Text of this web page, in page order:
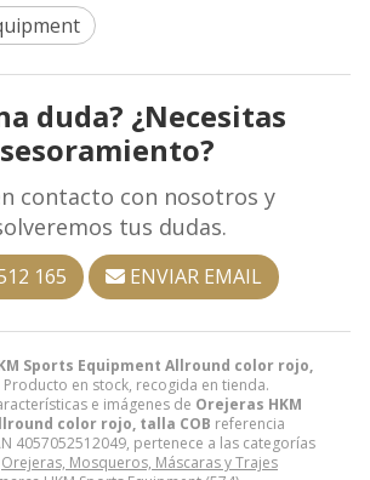
Sports Equipment Allround color rojo,
Producto en stock, recogida en tienda.
e imágenes de Orejeras HKM
color rojo, talla COB referencia
4057052512049, pertenece a las categorías
Orejeras, Mosqueros, Máscaras y Trajes
duda? ¿Necesitas
contacto con nosotros y
tus dudas.
165 ENVIAR EMAIL